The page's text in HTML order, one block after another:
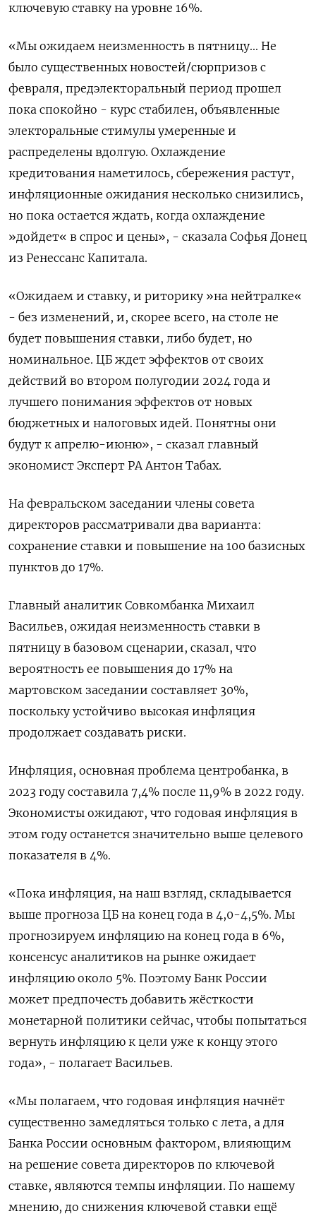
ключевую ставку на уровне 16%.
«Мы ожидаем неизменность в пятницу... Не
было существенных новостей/сюрпризов с
февраля, предэлекторальный период прошел
пока спокойно - курс стабилен, объявленные
электоральные стимулы умеренные и
распределены вдолгую. Охлаждение
кредитования наметилось, сбережения растут,
инфляционные ожидания несколько снизились,
но пока остается ждать, когда охлаждение
»дойдет« в спрос и цены», - сказала Софья Донец
из Ренессанс Капитала.
«Ожидаем и ставку, и риторику »на нейтралке«
- без изменений, и, скорее всего, на столе не
будет повышения ставки, либо будет, но
номинальное. ЦБ ждет эффектов от своих
действий во втором полугодии 2024 года и
лучшего понимания эффектов от новых
бюджетных и налоговых идей. Понятны они
будут к апрелю-июню», - сказал главный
экономист Эксперт РА Антон Табах.
На февральском заседании члены совета
директоров рассматривали два варианта:
сохранение ставки и повышение на 100 базисных
пунктов до 17%.
Главный аналитик Совкомбанка Михаил
Васильев, ожидая неизменность ставки в
пятницу в базовом сценарии, сказал, что
вероятность ее повышения до 17% на
мартовском заседании составляет 30%,
поскольку устойчиво высокая инфляция
продолжает создавать риски.
Инфляция, основная проблема центробанка, в
2023 году составила 7,4% после 11,9% в 2022 году.
Экономисты ожидают, что годовая инфляция в
этом году останется значительно выше целевого
показателя в 4%.
«Пока инфляция, на наш взгляд, складывается
выше прогноза ЦБ на конец года в 4,0-4,5%. Мы
прогнозируем инфляцию на конец года в 6%,
консенсус аналитиков на рынке ожидает
инфляцию около 5%. Поэтому Банк России
может предпочесть добавить жёсткости
монетарной политики сейчас, чтобы попытаться
вернуть инфляцию к цели уже к концу этого
года», - полагает Васильев.
«Мы полагаем, что годовая инфляция начнёт
существенно замедляться только с лета, а для
Банка России основным фактором, влияющим
на решение совета директоров по ключевой
ставке, являются темпы инфляции. По нашему
мнению, до снижения ключевой ставки ещё